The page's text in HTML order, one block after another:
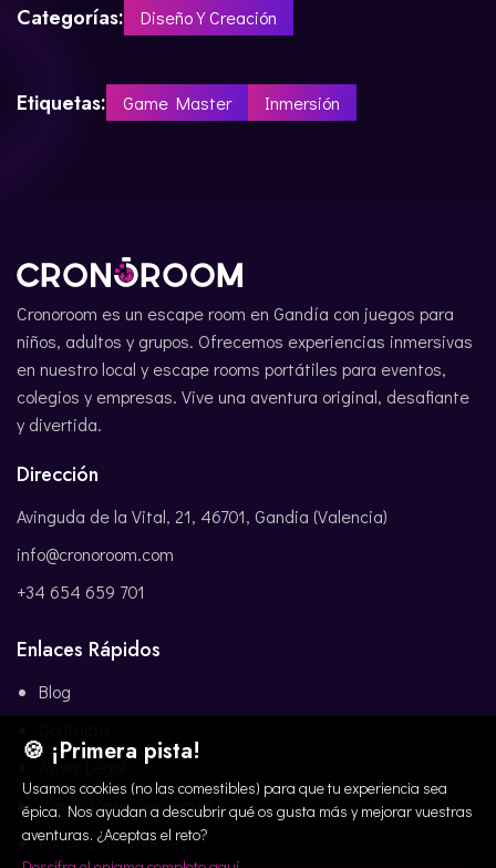
Categorías: Diseño Y Creación
Etiquetas: Game Master Inmersión
Cronoroom es un escape room en Gandía con juegos para
niños, adultos y grupos. Ofrecemos experiencias inmersivas
en nuestro local y escape rooms portátiles para eventos,
colegios y empresas. Vive una aventura original, desafiante
y divertida.
Dirección
Avinguda de la Vital, 21, 46701, Gandia (Valencia)
info@cronoroom.com
+34 654 659 701
Enlaces Rápidos
Blog
Aviso Legal
Condiciones Generales
Política de Cookies
🍪 ¡Primera pista!
Usamos cookies (no las comestibles) para que tu experiencia sea
épica. Nos ayudan a descubrir qué os gusta más y mejorar vuestras
aventuras. ¿Aceptas el reto?